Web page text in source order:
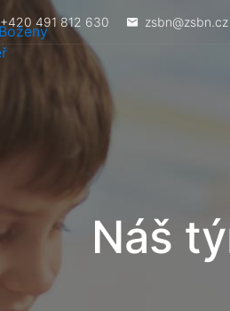
+420 491 812 630 zsbn@zsbn.cz
Náš